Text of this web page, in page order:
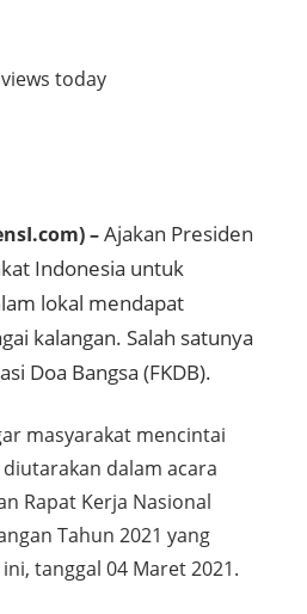
today
–Ajakan Presiden
Indonesia untuk
lokal mendapat
kalangan. Salah satunya
Doa Bangsa (FKDB).
masyarakat mencintai
dalam acara
Rapat Kerja Nasional
Tahun 2021 yang
tanggal 04 Maret 2021.